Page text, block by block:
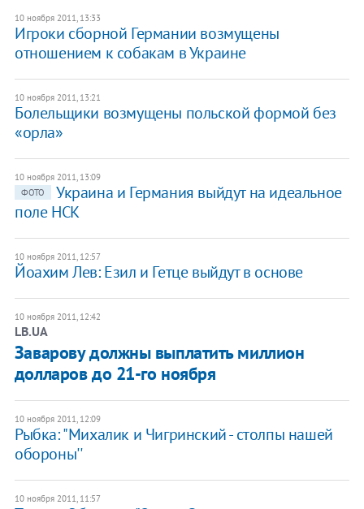
10 ноября 2011, 13:33
Игроки сборной Германии возмущены
отношением к собакам в Украине
10 ноября 2011, 13:21
Болельщики возмущены польской формой без
«орла»
10 ноября 2011, 13:09
ФОТО
Украина и Германия выйдут на идеальное
поле НСК
10 ноября 2011, 12:57
Йоахим Лев: Езил и Гетце выйдут в основе
10 ноября 2011, 12:42
LB.UA
Заварову должны выплатить миллион
долларов до 21-го ноября
10 ноября 2011, 12:09
Рыбка: "Михалик и Чигринский - столпы нашей
обороны''
10 ноября 2011, 11:57